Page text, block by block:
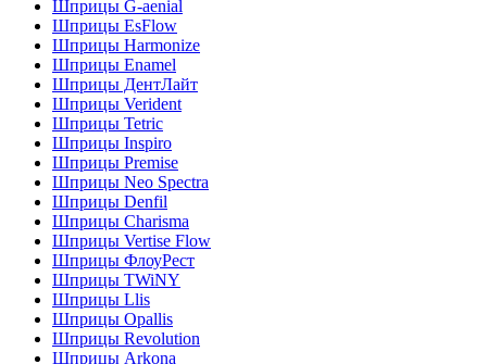
Шприцы G-aenial
Шприцы EsFlow
Шприцы Harmonize
Шприцы Enamel
Шприцы ДентЛайт
Шприцы Verident
Шприцы Tetric
Шприцы Inspiro
Шприцы Premise
Шприцы Neo Spectra
Шприцы Denfil
Шприцы Charisma
Шприцы Vertise Flow
Шприцы ФлоуРест
Шприцы TWiNY
Шприцы Llis
Шприцы Opallis
Шприцы Revolution
Шприцы Arkona